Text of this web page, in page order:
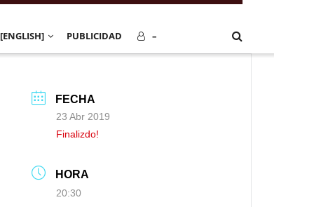
[ENGLISH] PUBLICIDAD –
FECHA
23 Abr 2019
Finalizdo!
HORA
20:30